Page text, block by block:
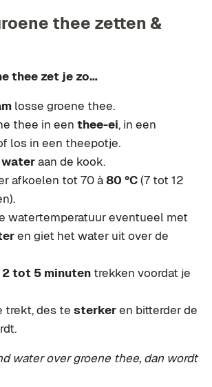
thee zetten &
thee zet je zo…
losse groene thee.
thee in een thee-ei, in een
los in een theepotje.
aan de kook.
afkoelen tot 70 à80 °C(7 tot 12
watertemperatuur eventueel met
en giet het water uit over de
2 tot 5 minuten trekken voordat je
trekt, des te sterkeren bitterder de
water over groene thee, dan wordt